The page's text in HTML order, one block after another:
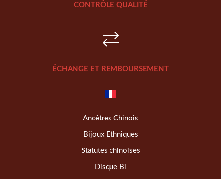
CONTRÔLE QUALITÉ
ÉCHANGE ET REMBOURSEMENT
Ancêtres Chinois
Bijoux Ethniques
Statutes chinoises
Disque Bi